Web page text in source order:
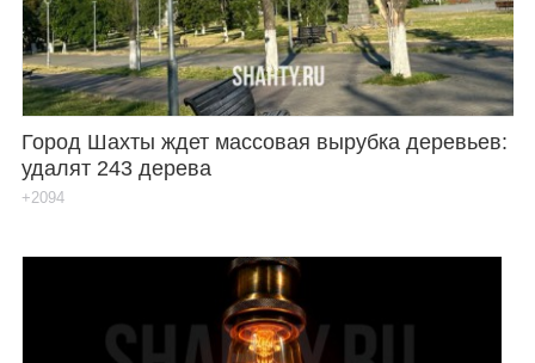
Город Шахты ждет массовая вырубка деревьев:
удалят 243 дерева
+2094